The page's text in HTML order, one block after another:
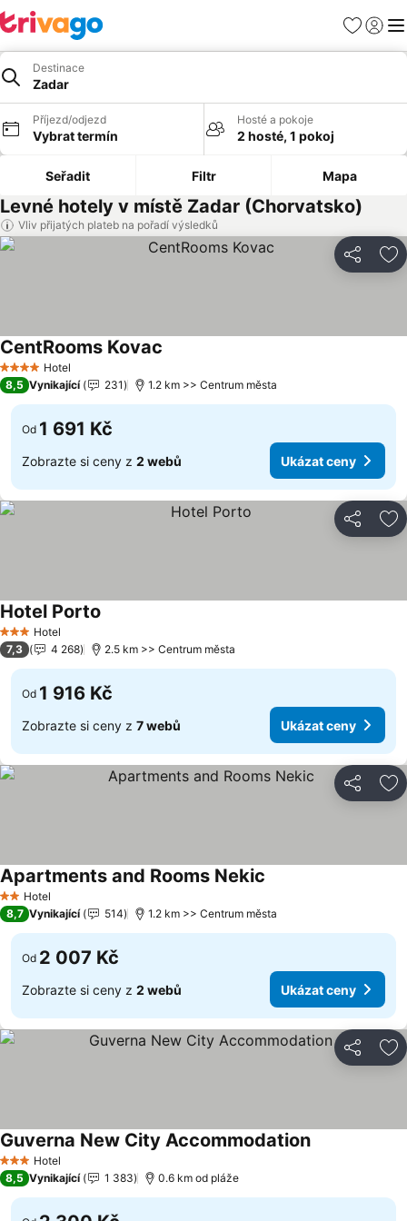
Oblíbené
Destinace
Zadar
Příjezd/odjezd
Vybrat termín
Hosté a pokoje
2 hosté, 1 pokoj
Seřadit Filtr Mapa
Levné hotely v místě Zadar (Chorvatsko)
Vliv přijatých plateb na pořadí výsledků
Sdílet
4 Počet hvězdiček
Hotel
CentRooms Kovac
8,5 Vynikající 231 1.2 km >> Centrum města
Od 1 691 Kč
Zobrazte si ceny z 2 webů Ukázat ceny
Sdílet
3 Počet hvězdiček
Hotel
Hotel Porto
7,3 4 268 2.5 km >> Centrum města
Od 1 916 Kč
Zobrazte si ceny z 7 webů Ukázat ceny
Sdílet
2 Počet hvězdiček
Hotel
Apartments and Rooms Nekic
8,7 Vynikající 514 1.2 km >> Centrum města
Od 2 007 Kč
Zobrazte si ceny z 2 webů Ukázat ceny
Sdílet
3 Počet hvězdiček
Hotel
Guverna New City Accommodation
8,5 Vynikající 1 383 0.6 km od pláže